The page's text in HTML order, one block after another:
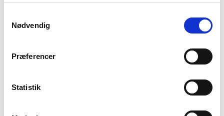
Nødvendig
Præferencer
Statistik
holdbarhed, som dermed forbedrer levetiden.
Hvilken imprægnering skal jeg vælge?
Du kan bruge imprægnering fra f.eks. Nikwax eller Grangers,
overfladerne og herefter lad det tørre.